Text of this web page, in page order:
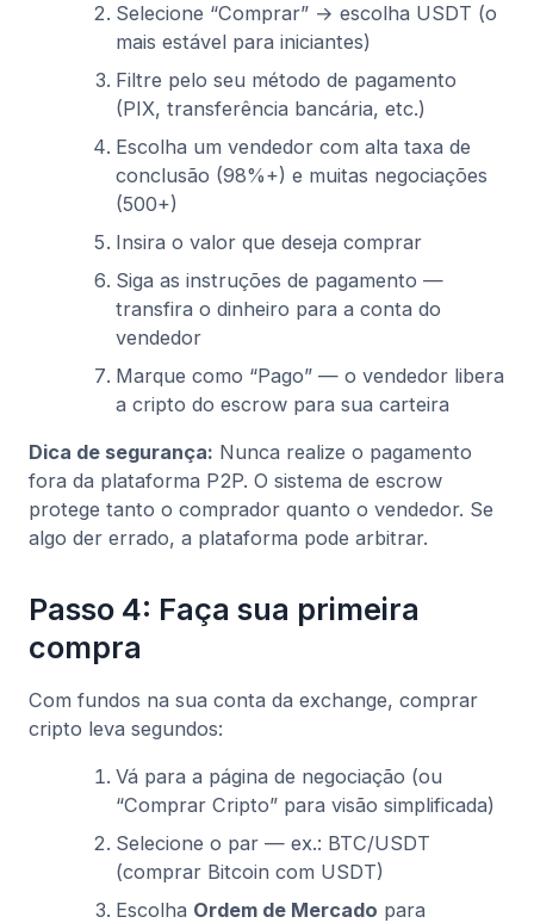
Selecione “Comprar” → escolha USDT (o
mais estável para iniciantes)
Filtre pelo seu método de pagamento
(PIX, transferência bancária, etc.)
Escolha um vendedor com alta taxa de
conclusão (98%+) e muitas negociações
(500+)
Insira o valor que deseja comprar
Siga as instruções de pagamento —
transfira o dinheiro para a conta do
vendedor
Marque como “Pago” — o vendedor libera
a cripto do escrow para sua carteira
Dica de segurança: Nunca realize o pagamento
fora da plataforma P2P. O sistema de escrow
protege tanto o comprador quanto o vendedor. Se
algo der errado, a plataforma pode arbitrar.
Passo 4: Faça sua primeira
compra
Com fundos na sua conta da exchange, comprar
cripto leva segundos:
Vá para a página de negociação (ou
“Comprar Cripto” para visão simplificada)
Selecione o par — ex.: BTC/USDT
(comprar Bitcoin com USDT)
Escolha Ordem de Mercado para